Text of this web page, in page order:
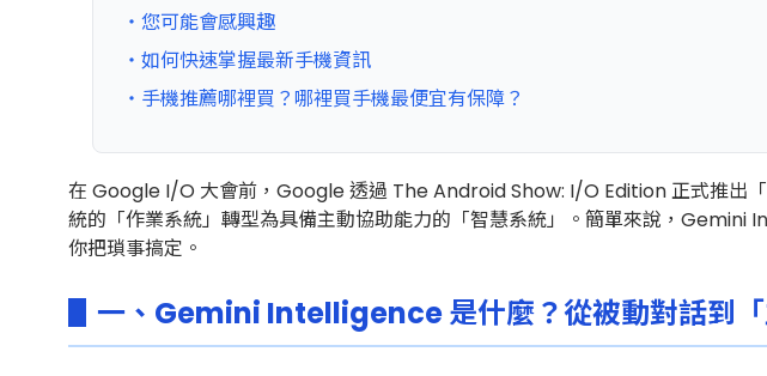
・您可能會感興趣
・如何快速掌握最新手機資訊
・手機推薦哪裡買？哪裡買手機最便宜有保障？
在 Google I/O 大會前，Google 透過 The Android Show: I/O Edition 正式推出「
統的「作業系統」轉型為具備主動協助能力的「智慧系統」。簡單來說，
你把瑣事搞定。
▋一、Gemini Intelligence 是什麼？從被動對話到「